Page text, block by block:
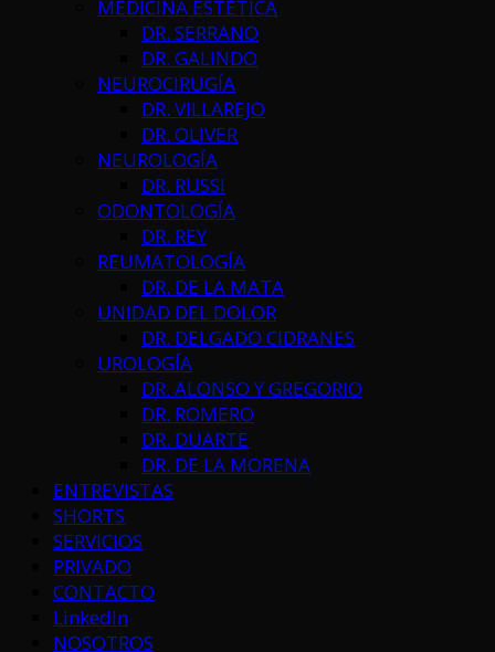
MEDICINA ESTÉTICA
DR. SERRANO
DR. GALINDO
NEUROCIRUGÍA
DR. VILLAREJO
DR. OLIVER
NEUROLOGÍA
DR. RUSSI
ODONTOLOGÍA
DR. REY
REUMATOLOGÍA
DR. DE LA MATA
UNIDAD DEL DOLOR
DR. DELGADO CIDRANES
UROLOGÍA
DR. ALONSO Y GREGORIO
DR. ROMERO
DR. DUARTE
DR. DE LA MORENA
ENTREVISTAS
SHORTS
SERVICIOS
PRIVADO
CONTACTO
LinkedIn
NOSOTROS